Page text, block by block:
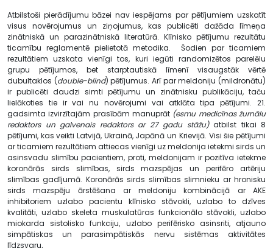
Atbilstoši pierādījumu bāzei nav iespējams par pētījumiem uzskatīt
visus novērojumus un ziņojumus, kas publicēti dažāda līmeņa
zinātniskā un parazinātniskā literatūrā. Klīnisko pētījumu rezultātu
ticamību reglamentē pielietotā metodika. Šodien par ticamiem
rezultātiem uzskata vienīgi tos, kuri iegūti randomizētos parelēlu
grupu pētījumos, bet starptautiskā līmenī visaugstāk vērtē
dubultaklos (double-blind) pētījumus. Arī par meldoniju (mildronātu)
ir publicēti daudzi simti pētījumu un zinātnisku publikāciju, taču
lielākoties tie ir vai nu novērojumi vai atklāta tipa pētījumi. 21.
gadsimta izvirzītajām prasībām manuprāt (esmu medicīnas žurnālu
redaktors un galvenais redaktors ar 27 gadu stāžu)atbilst tikai 8
pētījumi, kas veikti Latvijā, Ukrainā, Japānā un Krievijā. Visi šie pētījumi
ar ticamiem rezultātiem attiecas vienīgi uz meldonija ietekmi sirds un
asinsvadu slimību pacientiem, proti, meldonijam ir pozitīva ietekme
koronārās sirds slimības, sirds mazspējas un perifēro artēriju
slimības gadījumā. Koronārās sirds slimības slimnieku ar hronisku
sirds mazspēju ārstēšana ar meldoniju kombinācijā ar AKE
inhibitoriem uzlabo pacientu klīnisko stāvokli, uzlabo to dzīves
kvalitāti, uzlabo skeleta muskulatūras funkcionālo stāvokli, uzlabo
miokarda sistolisko funkciju, uzlabo perifērisko asinsriti, atjauno
simpātiskas un parasimpātiskās nervu sistēmas aktivitātes
līdzsvaru.